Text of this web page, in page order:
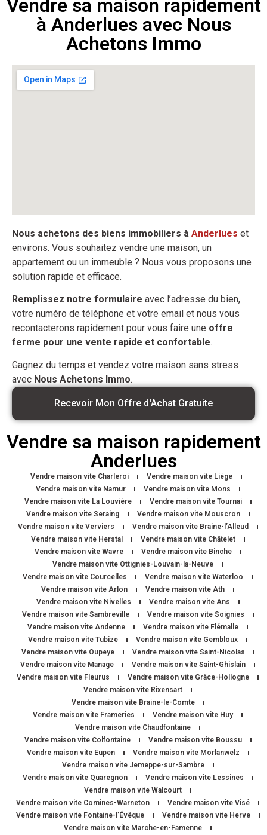
Vendre sa maison rapidement
à Anderlues avec Nous
Achetons Immo
Nous achetons des biens immobiliers à Anderlues et
environs. Vous souhaitez vendre une maison, un
appartement ou un immeuble ? Nous vous proposons une
solution rapide et efficace.
Remplissez notre formulaire avec l’adresse du bien,
votre numéro de téléphone et votre email et nous vous
recontacterons rapidement pour vous faire une offre
ferme pour une vente rapide et confortable.
Gagnez du temps et vendez votre maison sans stress
avec Nous Achetons Immo.
Recevoir Mon Offre d'Achat Gratuite
Vendre sa maison rapidement
Anderlues
Vendre maison vite Charleroi
Vendre maison vite Liège
Vendre maison vite Namur
Vendre maison vite Mons
Vendre maison vite La Louvière
Vendre maison vite Tournai
Vendre maison vite Seraing
Vendre maison vite Mouscron
Vendre maison vite Verviers
Vendre maison vite Braine-l’Alleud
Vendre maison vite Herstal
Vendre maison vite Châtelet
Vendre maison vite Wavre
Vendre maison vite Binche
Vendre maison vite Ottignies-Louvain-la-Neuve
Vendre maison vite Courcelles
Vendre maison vite Waterloo
Vendre maison vite Arlon
Vendre maison vite Ath
Vendre maison vite Nivelles
Vendre maison vite Ans
Vendre maison vite Sambreville
Vendre maison vite Soignies
Vendre maison vite Andenne
Vendre maison vite Flémalle
Vendre maison vite Tubize
Vendre maison vite Gembloux
Vendre maison vite Oupeye
Vendre maison vite Saint-Nicolas
Vendre maison vite Manage
Vendre maison vite Saint-Ghislain
Vendre maison vite Fleurus
Vendre maison vite Grâce-Hollogne
Vendre maison vite Rixensart
Vendre maison vite Braine-le-Comte
Vendre maison vite Frameries
Vendre maison vite Huy
Vendre maison vite Chaudfontaine
Vendre maison vite Colfontaine
Vendre maison vite Boussu
Vendre maison vite Eupen
Vendre maison vite Morlanwelz
Vendre maison vite Jemeppe-sur-Sambre
Vendre maison vite Quaregnon
Vendre maison vite Lessines
Vendre maison vite Walcourt
Vendre maison vite Comines-Warneton
Vendre maison vite Visé
Vendre maison vite Fontaine-l’Évêque
Vendre maison vite Herve
Vendre maison vite Marche-en-Famenne